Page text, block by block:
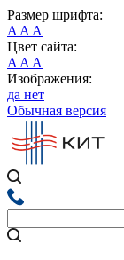
Размер шрифта:
A A A
Цвет сайта:
A A A
Изображения:
да нет
Обычная версия